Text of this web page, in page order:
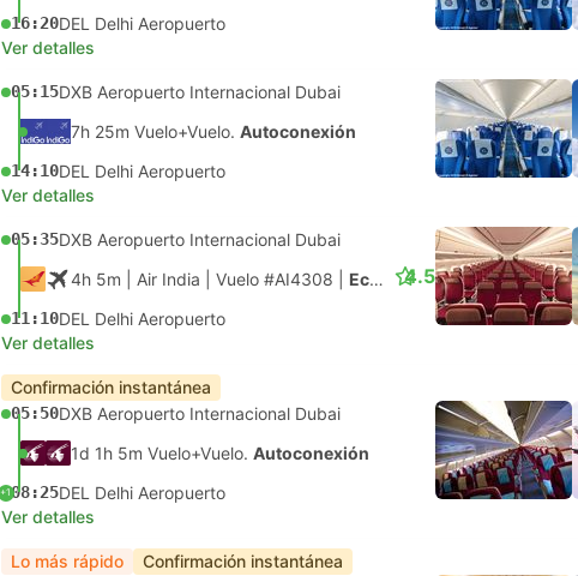
16:20DEL Delhi Aeropuerto
Ver detalles
05:15DXB Aeropuerto Internacional Dubai
7h 25m Vuelo+Vuelo. Autoconexión
14:10DEL Delhi Aeropuerto
Ver detalles
05:35DXB Aeropuerto Internacional Dubai
4h 5m | Air India Vuelo #AI4308 Económica
11:10DEL Delhi Aeropuerto
4.5
Ver detalles
Confirmación instantánea
05:50DXB Aeropuerto Internacional Dubai
1d 1h 5m Vuelo+Vuelo. Autoconexión
+108:25DEL Delhi Aeropuerto
Ver detalles
Lo más rápido Confirmación instantánea